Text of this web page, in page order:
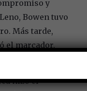
y
Bowen tuvo
Más tarde,
el marcador.
hizo el